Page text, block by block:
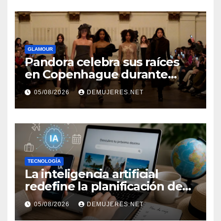
GLAMOUR
Pandora celebra sus raíces
en Copenhague durante
Copenhagen Fashion Week a
través de alianzas creativas
05/08/2026 DEMUJERES.NET
TECNOLOGÍA
La inteligencia artificial
redefine la planificación de
viajes: Los huéspedes
centran sus decisiones y
05/08/2026 DEMUJERES.NET